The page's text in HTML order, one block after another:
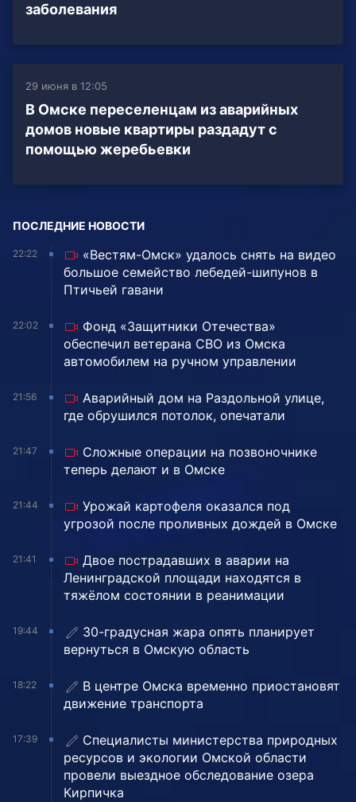
заболевания
29 июня в 12:05
В Омске переселенцам из аварийных
домов новые квартиры раздадут с
помощью жеребьевки
ПОСЛЕДНИЕ НОВОСТИ
22:22
«Вестям-Омск» удалось снять на видео
большое семейство лебедей-шипунов в
Птичьей гавани
22:02
Фонд «Защитники Отечества»
обеспечил ветерана СВО из Омска
автомобилем на ручном управлении
21:56
Аварийный дом на Раздольной улице,
где обрушился потолок, опечатали
21:47
Сложные операции на позвоночнике
теперь делают и в Омске
21:44
Урожай картофеля оказался под
угрозой после проливных дождей в Омске
21:41
Двое пострадавших в аварии на
Ленинградской площади находятся в
тяжёлом состоянии в реанимации
19:44
30-градусная жара опять планирует
вернуться в Омскую область
18:22
В центре Омска временно приостановят
движение транспорта
17:39
Специалисты министерства природных
ресурсов и экологии Омской области
провели выездное обследование озера
Кирпичка